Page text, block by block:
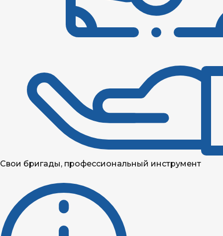
Свои бригады, профессиональный инструмент